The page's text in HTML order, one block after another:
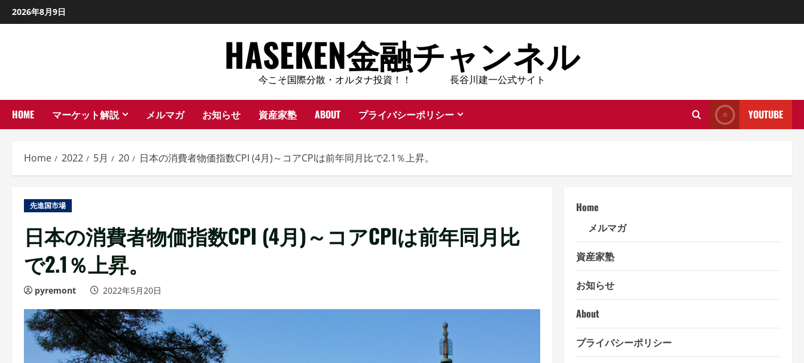
Skip
to
2026年8月9日
HASEKEN金融チャンネル
今こそ国際分散・オルタナ投資！！ 長谷川建一公式サイト
HOME マーケット解説 メルマガ お知らせ 資産家塾 ABOUT プライバシーポリシー YOUTUBE
Home 2022 5月 20 日本の消費者物価指数CPI (4月)～コアCPIは前年同月比で2.1％上昇。
先進国市場
日本の消費者物価指数CPI (4月)～コアCPIは前年同月比
で2.1％上昇。
pyremont 2022年5月20日
Home
メルマガ
資産家塾
お知らせ
About
プライバシーポリシー